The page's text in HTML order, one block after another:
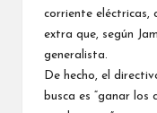
corriente eléctricas,
extra que, según
generalista.
De hecho, el
busca es “ganar los